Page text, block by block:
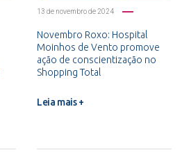
13 de novembro de 2024
Novembro Roxo: Hospital
Moinhos de Vento promove
ação de conscientização no
Shopping Total
Leia mais +